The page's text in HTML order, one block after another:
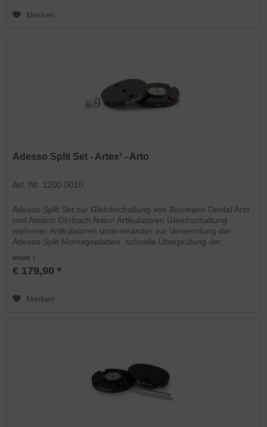
Merken
Adesso Split Set - Artex¹ - Arto
Art. Nr. 1200 0010
Adesso Split Set zur Gleichschaltung von Baumann Dental Arto
und Amann Girrbach Artex¹ Artikulatoren Gleichschaltung
mehrerer Artikulatoren untereinander zur Verwendung der
Adesso Split Montageplatten. schnelle Überprüfung der...
Inhalt 1
€ 179,90 *
Merken